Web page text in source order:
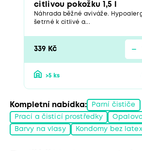
citlivou pokožku 1,5 l
Náhrada běžné aviváže.
šetrné k citlivé a...
339 Kč
>5 ks
Kompletní nabídka: Parní čističe
Prací a čisticí prostředky
Barvy na vlasy Kondomy bez